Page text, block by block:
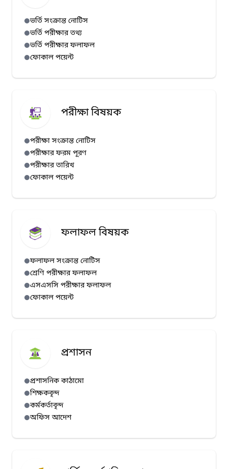
ভর্তি সংক্রান্ত নোটিস
ভর্তি পরীক্ষার তথ্য
ভর্তি পরীক্ষার ফলাফল
ফোকাল পয়েন্ট
পরীক্ষা বিষয়ক
পরীক্ষা সংক্রান্ত নোটিস
পরীক্ষার ফরম পূরণ
পরীক্ষার তারিখ
ফোকাল পয়েন্ট
ফলাফল বিষয়ক
ফলাফল সংক্রান্ত নোটিস
শ্রেণি পরীক্ষার ফলাফল
এসএসসি পরীক্ষার ফলাফল
ফোকাল পয়েন্ট
প্রশাসন
প্রশাসনিক কাঠামো
শিক্ষকবৃন্দ
কর্মকর্তাবৃন্দ
অফিস আদেশ